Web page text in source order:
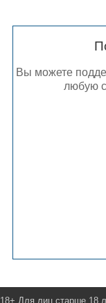
Вы можете
любую
18+ Для лиц старше 18